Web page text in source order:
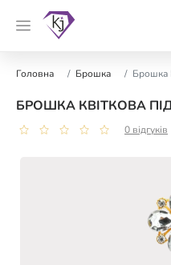
Головна Брошка Брошка
БРОШКА КВІТКОВА
0 відгуків